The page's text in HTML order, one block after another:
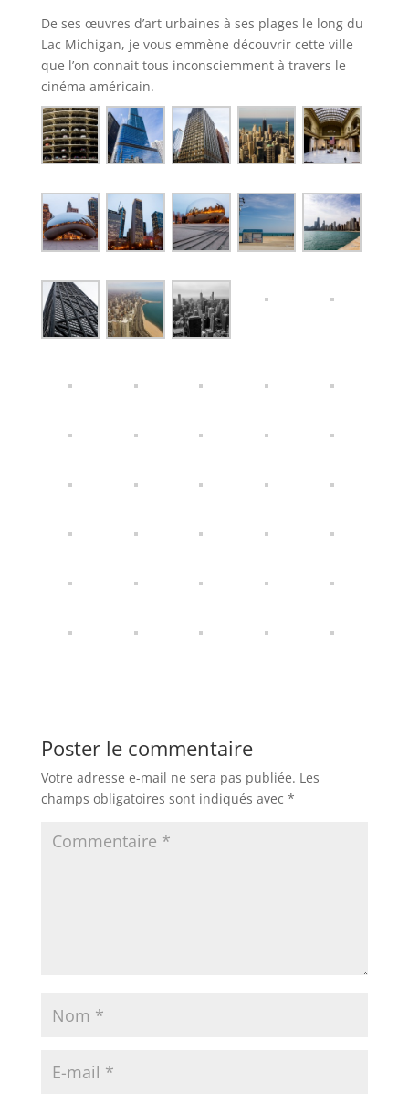
De ses œuvres d’art urbaines à ses plages le long du
Lac Michigan, je vous emmène découvrir cette ville
que l’on connait tous inconsciemment à travers le
cinéma américain.
Poster le commentaire
Votre adresse e-mail ne sera pas publiée. Les
champs obligatoires sont indiqués avec *